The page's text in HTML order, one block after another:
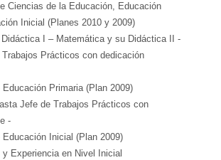
Ciencias de la Educación, Educación
Inicial (Planes 2010 y 2009)
I – Matemática y su Didáctica II -
Prácticos con dedicación
Educación Primaria (Plan 2009)
Jefe de Trabajos Prácticos con
-
Educación Inicial (Plan 2009)
y Experiencia en Nivel Inicial